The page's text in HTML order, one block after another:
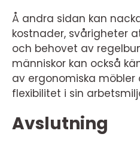
Å andra sidan kan
kostnader, svårigheter
och behovet av
människor kan också
av ergonomiska möbler
flexibilitet i sin
Avslutning